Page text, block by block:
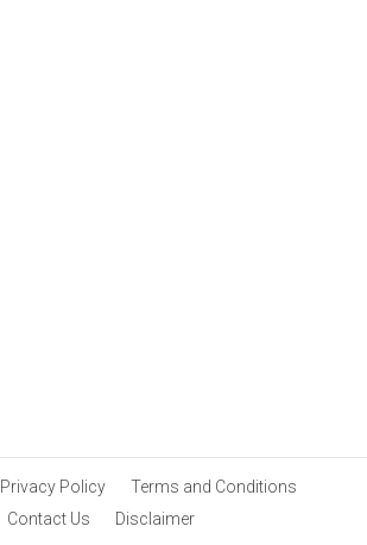
Privacy Policy
Terms and Conditions
Contact Us
Disclaimer